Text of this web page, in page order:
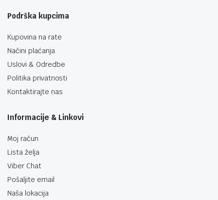
Podrška kupcima
Kupovina na rate
Načini plaćanja
Uslovi & Odredbe
Politika privatnosti
Kontaktirajte nas
Informacije & Linkovi
Moj račun
Lista želja
Viber Chat
Pošaljite email
Naša lokacija